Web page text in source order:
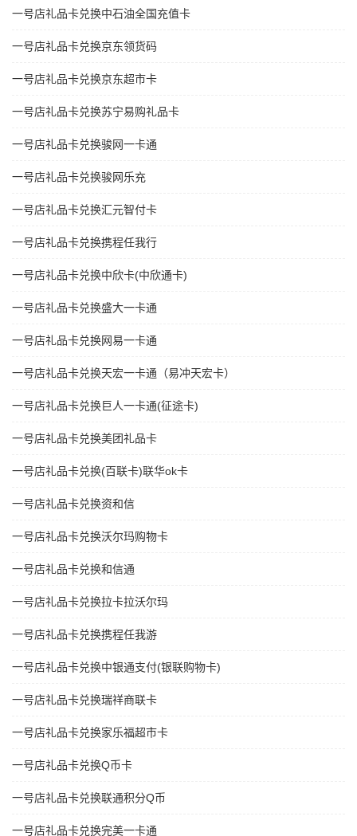
一号店礼品卡兑换中石油全国充值卡
一号店礼品卡兑换京东领货码
一号店礼品卡兑换京东超市卡
一号店礼品卡兑换苏宁易购礼品卡
一号店礼品卡兑换骏网一卡通
一号店礼品卡兑换骏网乐充
一号店礼品卡兑换汇元智付卡
一号店礼品卡兑换携程任我行
一号店礼品卡兑换中欣卡(中欣通卡)
一号店礼品卡兑换盛大一卡通
一号店礼品卡兑换网易一卡通
一号店礼品卡兑换天宏一卡通（易冲天宏卡）
一号店礼品卡兑换巨人一卡通(征途卡)
一号店礼品卡兑换美团礼品卡
一号店礼品卡兑换(百联卡)联华ok卡
一号店礼品卡兑换资和信
一号店礼品卡兑换沃尔玛购物卡
一号店礼品卡兑换和信通
一号店礼品卡兑换拉卡拉沃尔玛
一号店礼品卡兑换携程任我游
一号店礼品卡兑换中银通支付(银联购物卡)
一号店礼品卡兑换瑞祥商联卡
一号店礼品卡兑换家乐福超市卡
一号店礼品卡兑换Q币卡
一号店礼品卡兑换联通积分Q币
一号店礼品卡兑换完美一卡通